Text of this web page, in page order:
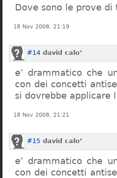
Dove sono le prove di
18 Nov 2008, 21:19
#14 david calo’
e’ drammatico che
con dei concetti
si dovrebbe applicare
18 Nov 2008, 21:21
#15 david calo’
e’ drammatico che
con dei concetti